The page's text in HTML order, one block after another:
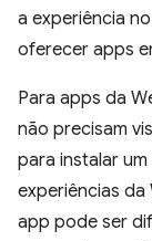
a experiência
oferecer apps
Para apps da
não precisam
para instalar
experiências da
app pode ser